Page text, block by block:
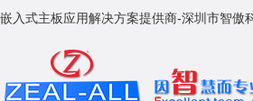
嵌入式主板应用解决方案提供商-深圳市智傲